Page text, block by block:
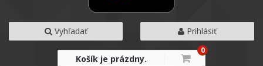
Vyhľadať Prihlásiť
Košík je prázdny.
0